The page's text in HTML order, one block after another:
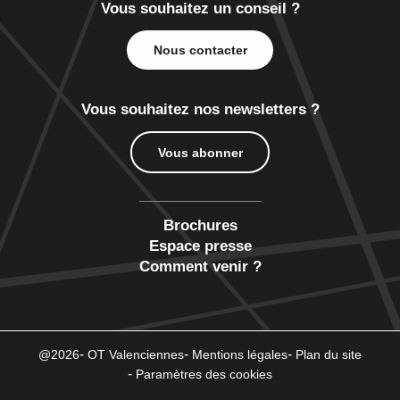
Vous souhaitez un conseil ?
Nous contacter
Vous souhaitez nos newsletters ?
Vous abonner
Brochures
Espace presse
Comment venir ?
@2026 OT Valenciennes Mentions légales
Plan du site
Paramètres des cookies